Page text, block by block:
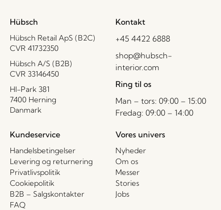
Hübsch
Hübsch Retail ApS (B2C)
CVR 41732350
Hübsch A/S (B2B)
CVR 33146450
HI-Park 381
7400 Herning
Danmark
Kontakt
+45 4422 6888
shop@hubsch-
interior.com
Ring til os
Man – tors: 09:00 – 15:00
Fredag: 09:00 – 14:00
Kundeservice
Handelsbetingelser
Levering og returnering
Privatlivspolitik
Cookiepolitik
B2B – Salgskontakter
FAQ
Vores univers
Nyheder
Om os
Messer
Stories
Jobs